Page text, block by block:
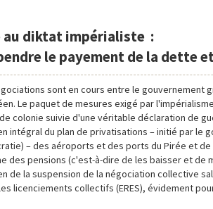
au diktat impérialiste :
le payement de la dette
sont en cours entre le gouvernement
Le paquet de mesures exigé par
colonie suivie d'une véritable déclaration de
intégral du plan de privatisations – initié par le
– des aéroports et des ports du Pirée et
des pensions (c'est-à-dire de les baisser et de
de la suspension de la négociation collective
licenciements collectifs (ERES), évidement